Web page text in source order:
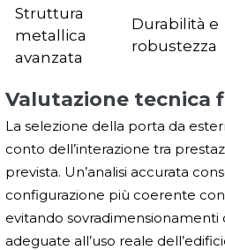
Struttura
metallica
avanzata
Durabilità e
robustezza
Valutazione tecnica
La selezione della porta da
conto dell’interazione tra
prevista. Un’analisi accurata
configurazione più coerente
evitando sovradimensionamenti
adeguate all’uso reale